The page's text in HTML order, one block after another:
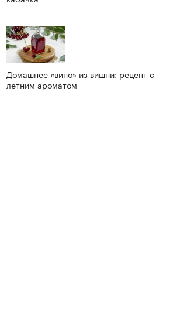
Домашнее «вино» из вишни: рецепт с
летним ароматом